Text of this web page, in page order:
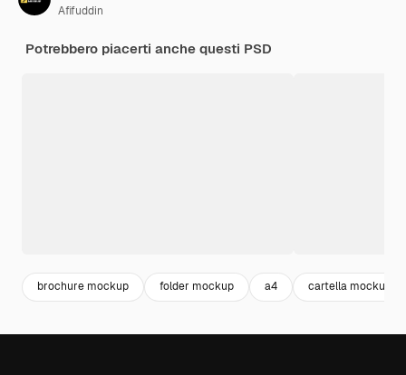
Afifuddin
Potrebbero piacerti anche questi PSD
brochure mockup folder mockup a4 cartella mockup